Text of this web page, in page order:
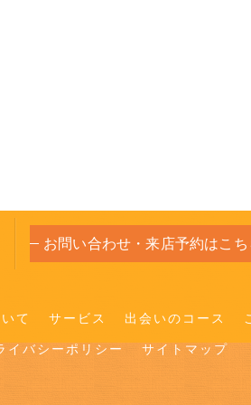
お問い合わせ・来店予約はこち
て サービス 出会いのコース
イバシーポリシー サイトマップ